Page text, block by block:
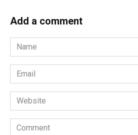
Add a comment
Name
*
Email
*
Website
Comment